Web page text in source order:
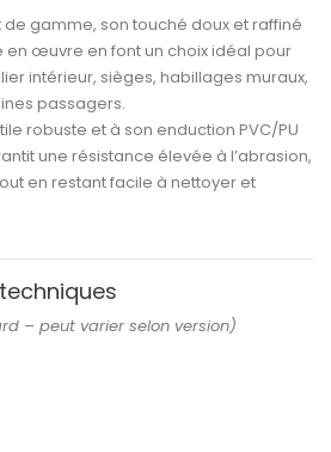
de gamme, son touché doux et raffiné
en œuvre en font un choix idéal pour
intérieur, sièges, habillages muraux,
passagers.
robuste et à son enduction PVC/PU
une résistance élevée à l’abrasion,
en restant facile à nettoyer et
– peut varier selon version)